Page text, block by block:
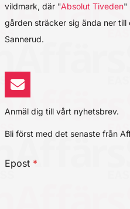
vildmark, där "Absolut Tiveden"
gården sträcker sig ända ner
Sannerud.
Anmäl dig till vårt nyhetsbrev.
Bli först med det senaste från
Epost *